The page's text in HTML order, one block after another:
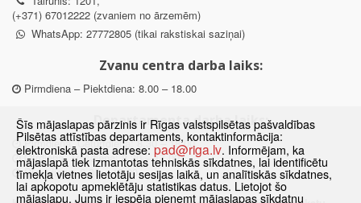
(+371) 67012222 (zvaniem no ārzemēm)
WhatsApp: 27772805 (tikai rakstiskai saziņai)
Zvanu centra darba laiks:
Pirmdiena – Piektdiena: 8.00 – 18.00
Departamenta darba laiks:
Pirmdiena, Ceturtdiena: 8.30 – 18.00
Otrdiena, Trešdiena: 8.30 – 17.00
Piektdiena: 8.30 – 15.00
Šīs mājaslapas pārzinis ir Rīgas valstspilsētas pašvaldības
Pilsētas attīstības departaments, kontaktinformācija:
elektroniskā pasta adrese: pad@riga.lv. Informējam, ka
mājaslapā tiek izmantotas tehniskās sīkdatnes, lai identificētu
tīmekļa vietnes lietotāju sesijas laikā, un analītiskās sīkdatnes,
lai apkopotu apmeklētāju statistikas datus. Lietojot šo
mājaslapu, Jums ir iespēja pieņemt mājaslapas sīkdatņu